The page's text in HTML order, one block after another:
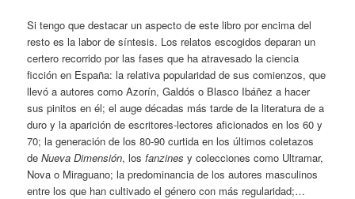
Si tengo que destacar un aspecto de este libro por encima del
resto es la labor de síntesis. Los relatos escogidos deparan un
certero recorrido por las fases que ha atravesado la ciencia
ficción en España: la relativa popularidad de sus comienzos, que
llevó a autores como Azorín, Galdós o Blasco Ibáñez a hacer
sus pinitos en él; el auge décadas más tarde de la literatura de a
duro y la aparición de escritores-lectores aficionados en los 60 y
70; la generación de los 80-90 curtida en los últimos coletazos
deNueva Dimensión, losfanzines y colecciones como Ultramar,
Nova o Miraguano; la predominancia de los autores masculinos
entre los que han cultivado el género con más regularidad;…